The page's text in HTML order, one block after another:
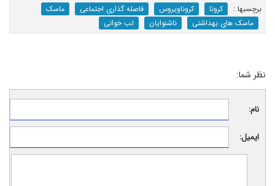
برچسب‎ها : کرونا کروناویروس فاصله گذاری اجتماعی
ماسک
ماسک های بهداشتی
ناشنوایان لب خوانی
نظر شما:
نام:
ایمیل: